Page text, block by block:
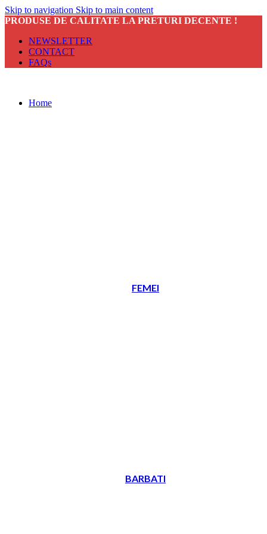
Skip to navigation Skip to main content
PRODUSE DE CALITATE LA PRETURI DECENTE !
NEWSLETTER
CONTACT
FAQs
Home
FEMEI
BARBATI